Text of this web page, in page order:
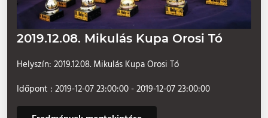
2019.12.08. Mikulás Kupa Orosi Tó
Helyszín: 2019.12.08. Mikulás Kupa Orosi Tó
Időpont : 2019-12-07 23:00:00 - 2019-12-07 23:00:00